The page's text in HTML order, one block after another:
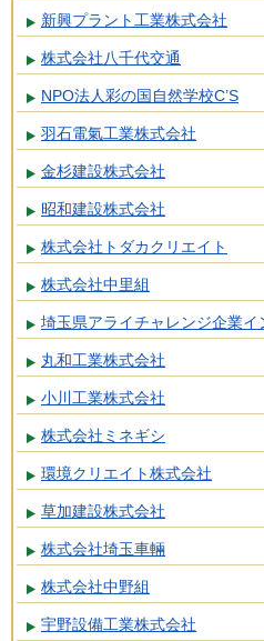
新興プラント工業株式会社
株式会社八千代交通
NPO法人彩の国自然学校C’S
羽石電氣工業株式会社
金杉建設株式会社
昭和建設株式会社
株式会社トダカクリエイト
株式会社中里組
埼玉県アライチャレンジ企業イ
丸和工業株式会社
小川工業株式会社
株式会社ミネギシ
環境クリエイト株式会社
草加建設株式会社
株式会社埼玉車輛
株式会社中野組
宇野設備工業株式会社